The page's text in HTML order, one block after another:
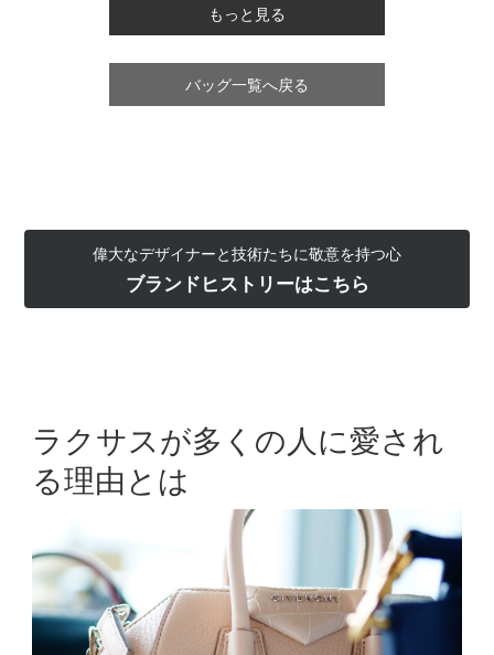
もっと見る
バッグ一覧へ戻る
偉大なデザイナーと技術たちに敬意を持つ心
ブランドヒストリーはこちら
ラクサスが多くの人に愛され
る理由とは